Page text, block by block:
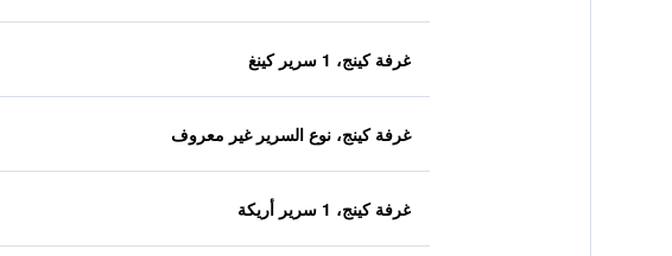
غرفة كينج، 1 سرير كينغ
غرفة كينج، نوع السرير غير معروف
غرفة كينج، 1 سرير أريكة